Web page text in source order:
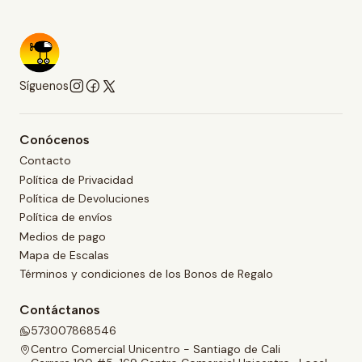
Síguenos
Conócenos
Contacto
Política de Privacidad
Política de Devoluciones
Política de envíos
Medios de pago
Mapa de Escalas
Términos y condiciones de los Bonos de Regalo
Contáctanos
573007868546
Centro Comercial Unicentro - Santiago de Cali